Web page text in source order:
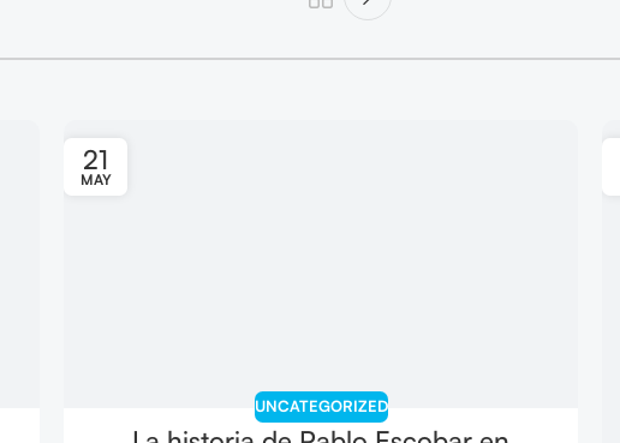
21
MAY
UNCATEGORIZED